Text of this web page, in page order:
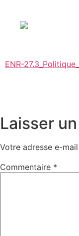
ENR-
Laisser
Votre adresse e-mail
Commentaire *